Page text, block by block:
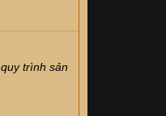
trình sản